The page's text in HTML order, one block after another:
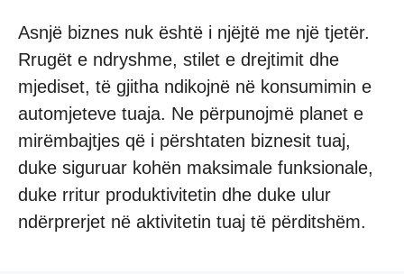
Asnjë biznes nuk është i njëjtë me një tjetër.
Rrugët e ndryshme, stilet e drejtimit dhe
mjediset, të gjitha ndikojnë në konsumimin e
automjeteve tuaja. Ne përpunojmë planet e
mirëmbajtjes që i përshtaten biznesit tuaj,
duke siguruar kohën maksimale funksionale,
duke rritur produktivitetin dhe duke ulur
ndërprerjet në aktivitetin tuaj të përditshëm.